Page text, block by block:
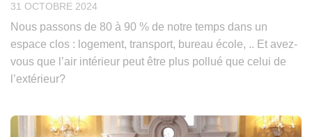
31 OCTOBRE 2024
Nous passons de 80 à 90 % de notre temps dans un
espace clos : logement, transport, bureau école, .. Et avez-
vous que l’air intérieur peut être plus pollué que celui de
l’extérieur?